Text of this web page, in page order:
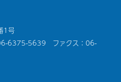
1号
6375-5639 ファクス：06-